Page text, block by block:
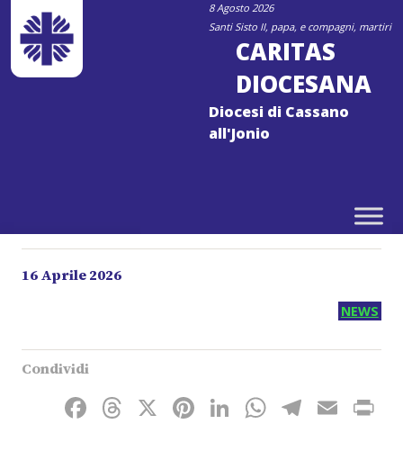
content
CARITAS
DIOCESANA
Diocesi di Cassano
all'Jonio
8 Agosto 2026
Santi Sisto II, papa, e compagni, martiri
16 Aprile 2026
NEWS
Facebook
Threads
X Pinterest
LinkedIn